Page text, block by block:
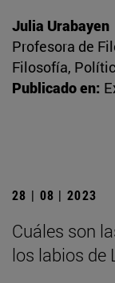
Julia Urabayen
Profesora de
Filosofía,
Publicado en:
28 | 08 | 2023
Cuáles son
los labios de